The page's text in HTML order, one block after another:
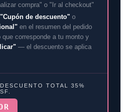
compra" o "Ir al checkout"
"Cupón de descuento" o
en el resumen del pedido
que corresponde a tu monto y
— el descuento se aplica
TOTAL 35%